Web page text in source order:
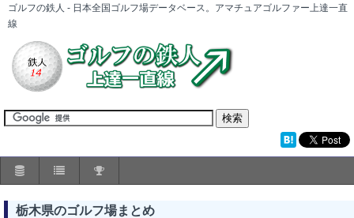
ゴルフの鉄人 - 日本全国ゴルフ場データベース。アマチュアゴルファー上達一直
線
栃木県のゴルフ場まとめ